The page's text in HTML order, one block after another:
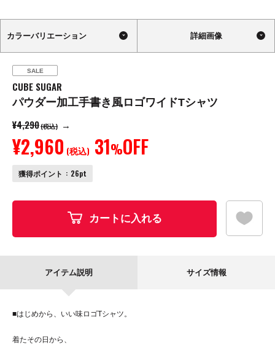
カラーバリエーション 詳細画像
SALE
CUBE SUGAR
パウダー加工手書き風ロゴワイドTシャツ
¥4,290(税込) →
¥2,960 (税込) 31%OFF
獲得ポイント 26pt
カートに入れる
お
アイテム説明 サイズ情報
■はじめから、いい味ロゴTシャツ。
着たその日から、